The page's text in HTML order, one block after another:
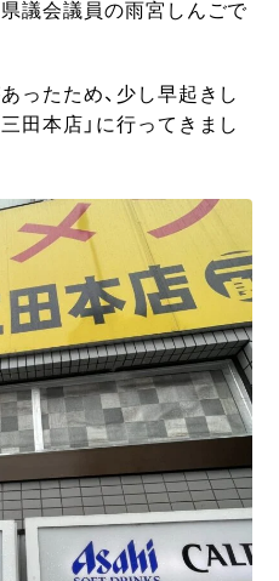
議会議員の雨宮しんごで
ったため、少し早起きし
田本店」に行ってきまし